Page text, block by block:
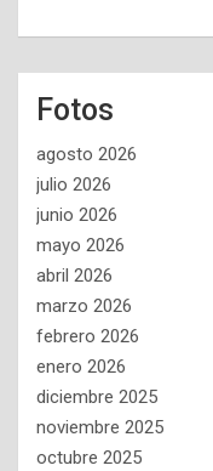
Fotos
agosto 2026
julio 2026
junio 2026
mayo 2026
abril 2026
marzo 2026
febrero 2026
enero 2026
diciembre 2025
noviembre 2025
octubre 2025